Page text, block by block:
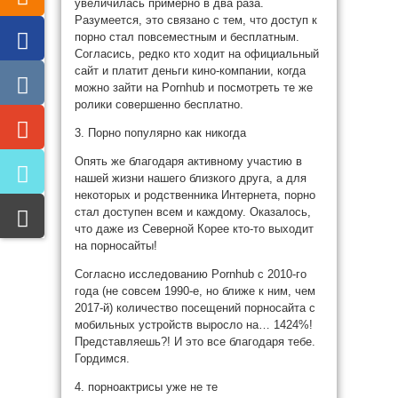
увеличилась примерно в два раза.
Разумеется, это связано с тем, что доступ к
порно стал повсеместным и бесплатным.
Согласись, редко кто ходит на официальный
сайт и платит деньги кино-компании, когда
можно зайти на Pornhub и посмотреть те же
ролики совершенно бесплатно.
3. Порно популярно как никогда
Опять же благодаря активному участию в
нашей жизни нашего близкого друга, а для
некоторых и родственника Интернета, порно
стал доступен всем и каждому. Оказалось,
что даже из Северной Корее кто-то выходит
на порносайты!
Согласно исследованию Pornhub с 2010-го
года (не совсем 1990-е, но ближе к ним, чем
2017-й) количество посещений порносайта с
мобильных устройств выросло на… 1424%!
Представляешь?! И это все благодаря тебе.
Гордимся.
4. порноактрисы уже не те